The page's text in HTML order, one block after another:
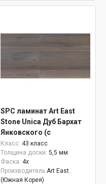
SPC ламинат Art East
Stone Unica Дуб Бархат
Янковского (с
подложкой) ASU 810
Класс: 43 класс
Толщина доски: 5,5 мм
Фаска: 4x
Производитель Art East
(Южная Корея)